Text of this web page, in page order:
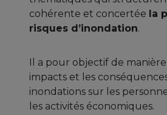
cohérente et concertée la
risques d’inondation.
Il a pour objectif de
impacts et les
inondations sur les
les activités économiques.